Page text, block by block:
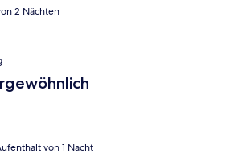
2 Nächten
von 1 Nacht